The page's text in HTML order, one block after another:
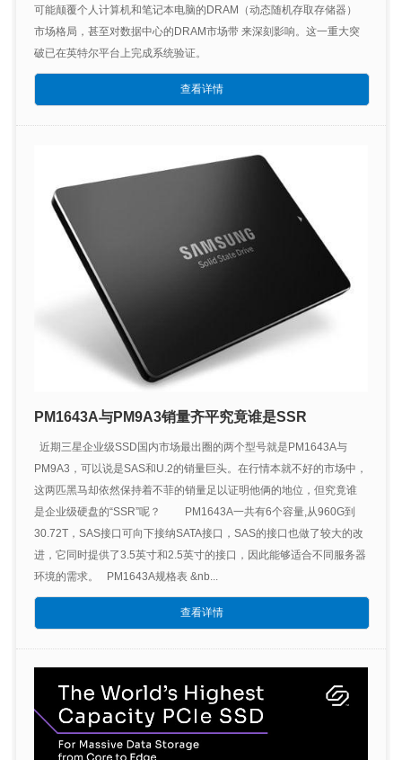
可能颠覆个人计算机和笔记本电脑的DRAM（动态随机存取存储器）
市场格局，甚至对数据中心的DRAM市场带 来深刻影响。这一重大突
破已在英特尔平台上完成系统验证。
查看详情
PM1643A与PM9A3销量齐平究竟谁是SSR
近期三星企业级SSD国内市场最出圈的两个型号就是PM1643A与
PM9A3，可以说是SAS和U.2的销量巨头。在行情本就不好的市场中，
这两匹黑马却依然保持着不菲的销量足以证明他俩的地位，但究竟谁
是企业级硬盘的“SSR”呢？ PM1643A一共有6个容量,从960G到
30.72T，SAS接口可向下接纳SATA接口，SAS的接口也做了较大的改
进，它同时提供了3.5英寸和2.5英寸的接口，因此能够适合不同服务器
环境的需求。 PM1643A规格表 &nb...
查看详情